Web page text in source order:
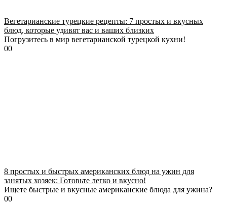
Вегетарианские турецкие рецепты: 7 простых и вкусных
блюд, которые удивят вас и ваших близких
Погрузитесь в мир вегетарианской турецкой кухни!
00
8 простых и быстрых американских блюд на ужин для
занятых хозяек: Готовьте легко и вкусно!
Ищете быстрые и вкусные американские блюда для ужина?
00